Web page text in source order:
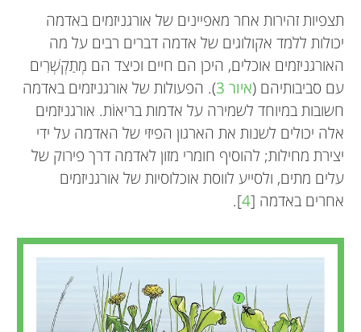
Pierre Ganault
Léa Beaumelle
Apolline Auclerc
Giulia
תצפיות זהירות אחר מאפיינים של אורגניזמים באדמה
יכולות ללמד אקולוגים של אדמה דברים רבים על מה
האורגניזמים אוכלים, היכן הם חיים וכיצד הם מְתַקְשְׁרִים
עם סביבותיהם (איור 3 ). הפעולות של אורגניזמים באדמה
חשובות במיוחד לשמירה על אדמות בריאוֹת. אורגניזמים
אלה יכולים לשנות את הארגון הפיזי של האדמה על ידי
יצירת מחילות; להוסיף חומרי מזון לאדמה דרך פירוק של
עלים מתים, ולסייע לווסת אוכלוסיות של אורגניזמים
אחרים באדמה [4
].